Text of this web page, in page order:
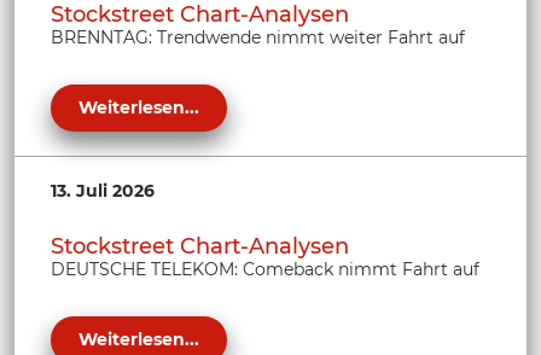
Stockstreet Chart-Analysen
BRENNTAG: Trendwende nimmt weiter Fahrt auf
Weiterlesen...
13. Juli 2026
Stockstreet Chart-Analysen
DEUTSCHE TELEKOM: Comeback nimmt Fahrt auf
Weiterlesen...